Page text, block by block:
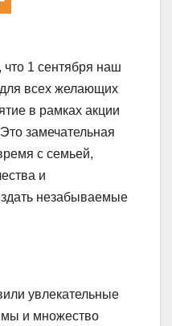
1 сентября наш
всех желающих
в рамках акции
замечательная
с семьей,
и
незабываемые
увлекательные
и множество